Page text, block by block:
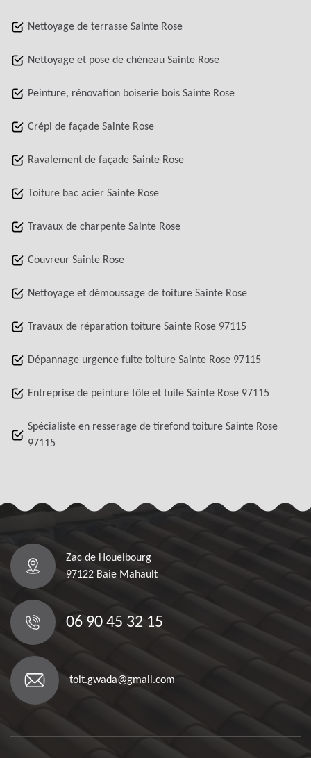
Nettoyage de terrasse Sainte Rose
Nettoyage et pose de chéneau Sainte Rose
Peinture, rénovation boiserie bois Sainte Rose
Crépi de façade Sainte Rose
Ravalement de façade Sainte Rose
Toiture bac acier Sainte Rose
Travaux de charpente Sainte Rose
Couvreur Sainte Rose
Nettoyage et démoussage de toiture Sainte Rose
Travaux de réparation toiture Sainte Rose 97115
Dépannage urgence fuite toiture Sainte Rose 97115
Entreprise de peinture tôle et tuile Sainte Rose 97115
Spécialiste en resserage de tirefond toiture Sainte Rose
97115
Zac de Houelbourg
97122 Baie Mahault
06 90 45 32 15
toit.gwada@gmail.com